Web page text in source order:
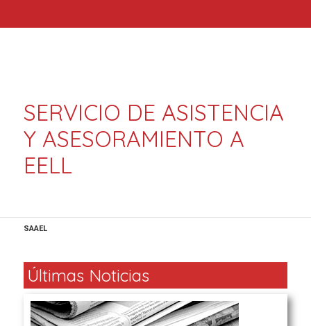
SERVICIO DE ASISTENCIA
Y ASESORAMIENTO A
EELL
SAAEL
Últimas Noticias